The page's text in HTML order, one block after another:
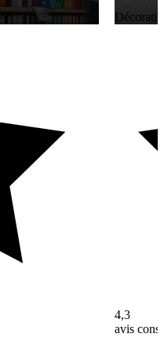
4,3
avis